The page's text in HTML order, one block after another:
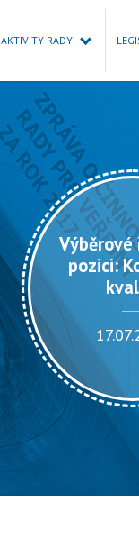
AKTIVITY RADY
pozici: